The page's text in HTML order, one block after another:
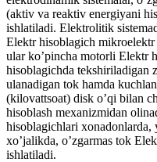
(aktiv va reaktiv energiyani
ishlatiladi. Elektrolitik
Elektr hisoblagich
ular ko’pincha motorli Elektr
hisoblagichda tekshiriladigan
ulanadigan tok hamda
(kilovattsoat) disk o’qi bilan
hisoblash mexanizmidan
hisoblagichlari xonadonlarda,
xo’jalikda, o’zgarmas tok
ishlatiladi.